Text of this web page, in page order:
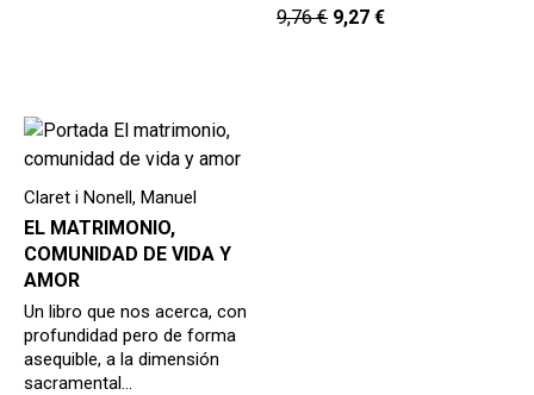
9,76€ 9,27€
Claret i Nonell, Manuel
EL MATRIMONIO,
COMUNIDAD DE VIDA Y
AMOR
Un libro que nos acerca, con
profundidad pero de forma
asequible, a la dimensión
sacramental…